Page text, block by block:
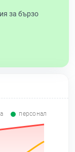
за бързо
персонал